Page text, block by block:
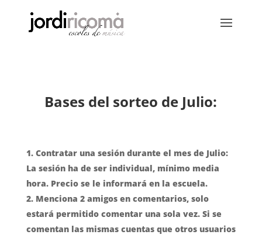
Bases del sorteo de Julio:
Contratar una sesión durante el mes de Julio:
La sesión ha de ser individual, mínimo media
hora. Precio se le informará en la escuela.
Menciona 2 amigos en comentarios, solo
estará permitido comentar una sola vez. Si se
comentan las mismas cuentas que otros usuarios